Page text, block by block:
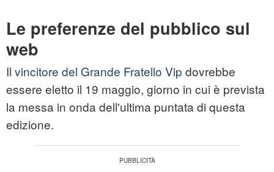
Le preferenze del pubblico sul
web
Il vincitore del Grande Fratello Vip dovrebbe
essere eletto il 19 maggio, giorno in cui è prevista
la messa in onda dell'ultima puntata di questa
edizione.